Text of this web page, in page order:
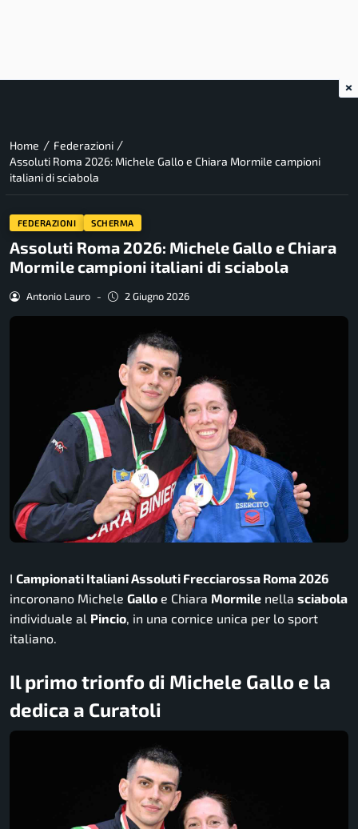
Home / Federazioni /
Assoluti Roma 2026: Michele Gallo e Chiara Mormile campioni
italiani di sciabola
FEDERAZIONI SCHERMA
Assoluti Roma 2026: Michele Gallo e Chiara
Mormile campioni italiani di sciabola
Antonio Lauro - 2 Giugno 2026
I Campionati Italiani Assoluti Frecciarossa Roma 2026
incoronano Michele Gallo e Chiara Mormile nella sciabola
individuale al Pincio, in una cornice unica per lo sport
italiano.
Il primo trionfo di Michele Gallo e la
dedica a Curatoli
×